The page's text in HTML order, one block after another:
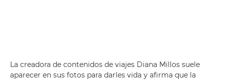
La creadora de contenidos de viajes Diana Millos suele
aparecer en sus fotos para darles vida y afirma que la